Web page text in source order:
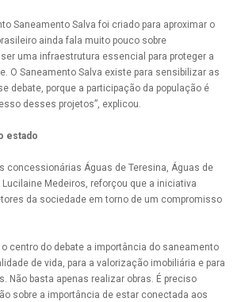
Saneamento Salva foi criado para aproximar o
ainda fala muito pouco sobre
uma infraestrutura essencial para proteger a
O Saneamento Salva existe para sensibilizar as
debate, porque a participação da população é
desses projetos”, explicou.
estado
concessionárias Águas de Teresina, Águas de
Medeiros, reforçou que a iniciativa
da sociedade em torno de um compromisso
o centro do debate a importância do saneamento
de vida, para a valorização imobiliária e para
Não basta apenas realizar obras. É preciso
sobre a importância de estar conectada aos